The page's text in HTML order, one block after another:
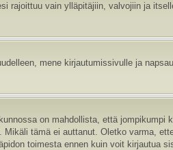
rajoittuu vain ylläpitäjiin, valvojiin ja
mene kirjautumissivulle ja
on mahdollista, että jompikumpi
Mikäli tämä ei auttanut. Oletko varma,
toimesta ennen kuin voit kirjautua